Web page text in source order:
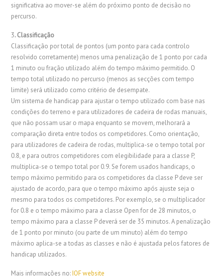
significativa ao mover-se além do próximo ponto de decisão no
percurso.
3. Classificação
Classificação por total de pontos (um ponto para cada controlo
resolvido corretamente) menos uma penalização de 1 ponto por cada
1 minuto ou fração utilizado além do tempo máximo permitido. O
tempo total utilizado no percurso (menos as secções com tempo
limite) será utilizado como critério de desempate.
Um sistema de handicap para ajustar o tempo utilizado com base nas
condições do terreno e para utilizadores de cadeira de rodas manuais,
que não possam usar o mapa enquanto se movem, melhorará a
comparação direta entre todos os competidores. Como orientação,
para utilizadores de cadeira de rodas, multiplica-se o tempo total por
0.8, e para outros competidores com elegibilidade para a classe P,
multiplica-se o tempo total por 0.9. Se forem usados handicaps, o
tempo máximo permitido para os competidores da classe P deve ser
ajustado de acordo, para que o tempo máximo após ajuste seja o
mesmo para todos os competidores. Por exemplo, se o multiplicador
for 0.8 e o tempo máximo para a classe Open for de 28 minutos, o
tempo máximo para a classe P deverá ser de 35 minutos. A penalização
de 1 ponto por minuto (ou parte de um minuto) além do tempo
máximo aplica-se a todas as classes e não é ajustada pelos fatores de
handicap utilizados.
Mais informações no:IOF website